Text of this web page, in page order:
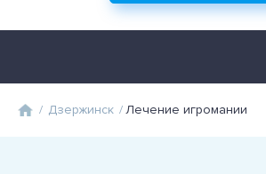
/ Дзержинск /Лечение игромании